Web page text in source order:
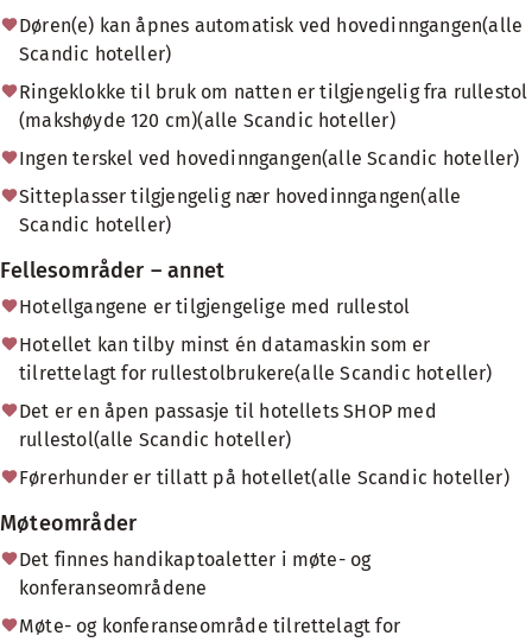
Døren(e) kan åpnes automatisk ved hovedinngangen(alle
Scandic hoteller)
Ringeklokke til bruk om natten er tilgjengelig fra rullestol
(makshøyde 120 cm)(alle Scandic hoteller)
Ingen terskel ved hovedinngangen(alle Scandic hoteller)
Sitteplasser tilgjengelig nær hovedinngangen(alle
Scandic hoteller)
Fellesområder – annet
Hotellgangene er tilgjengelige med rullestol
Hotellet kan tilby minst én datamaskin som er
tilrettelagt for rullestolbrukere(alle Scandic hoteller)
Det er en åpen passasje til hotellets SHOP med
rullestol(alle Scandic hoteller)
Førerhunder er tillatt på hotellet(alle Scandic hoteller)
Møteområder
Det finnes handikaptoaletter i møte- og
konferanseområdene
Møte- og konferanseområde tilrettelagt for